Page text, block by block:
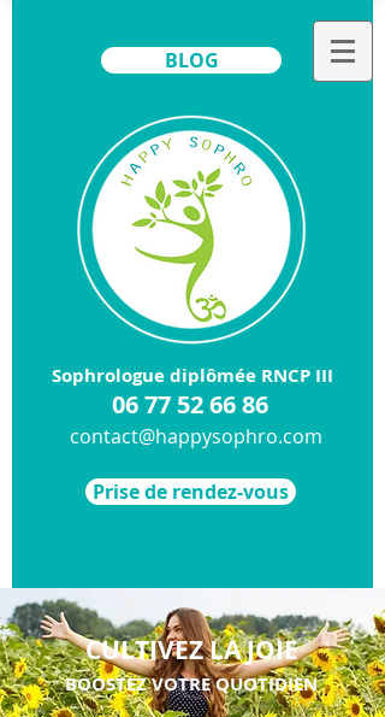
BLOG
Sophrologue diplômée RNCP III
​0677 52 66 86
contact@happysophro.com
Prise de rendez-vous
CULTIVEZ LA JOIE
BOOSTEZ VOTRE QUOTIDIEN